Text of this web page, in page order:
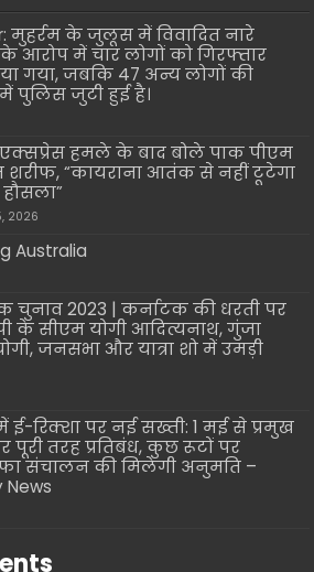
मुहर्रम के जुलूस में विवादित नारे
आरोप में चार लोगों को गिरफ्तार
गया, जबकि 47 अन्य लोगों की
पुलिस जुटी हुई है।
हमले के बाद बोले पाक पीएम
शरीफ, “कायराना आतंक से नहीं टूटेगा
2026
Australia
चुनाव 2023 | कर्नाटक की धरती पर
के सीएम योगी आदित्यनाथ, गुंजा
जनसभा और यात्रा शो में उमड़ी
ई-रिक्शा पर नई सख्ती: 1 मई से प्रमुख
पूरी तरह प्रतिबंध, कुछ रूटों पर
संचालन की मिलेगी अनुमति –
News